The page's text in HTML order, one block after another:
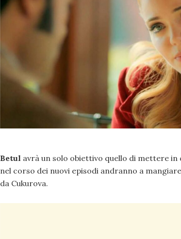
Betul avrà un solo obiettivo quello di mettere in
nel corso dei nuovi episodi andranno a
da Cukurova.